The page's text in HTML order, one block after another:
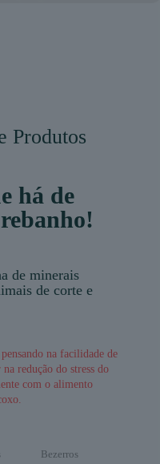
Produtos
há de
de minerais
de corte e
na facilidade de
redução do stress do
com o alimento
Bezerros